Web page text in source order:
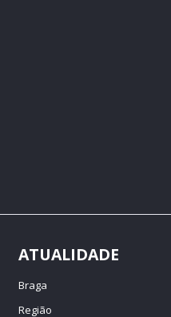
ATUALIDADE
Braga
Região